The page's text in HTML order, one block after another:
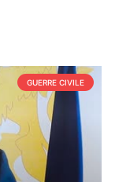
GUERRE CIVILE